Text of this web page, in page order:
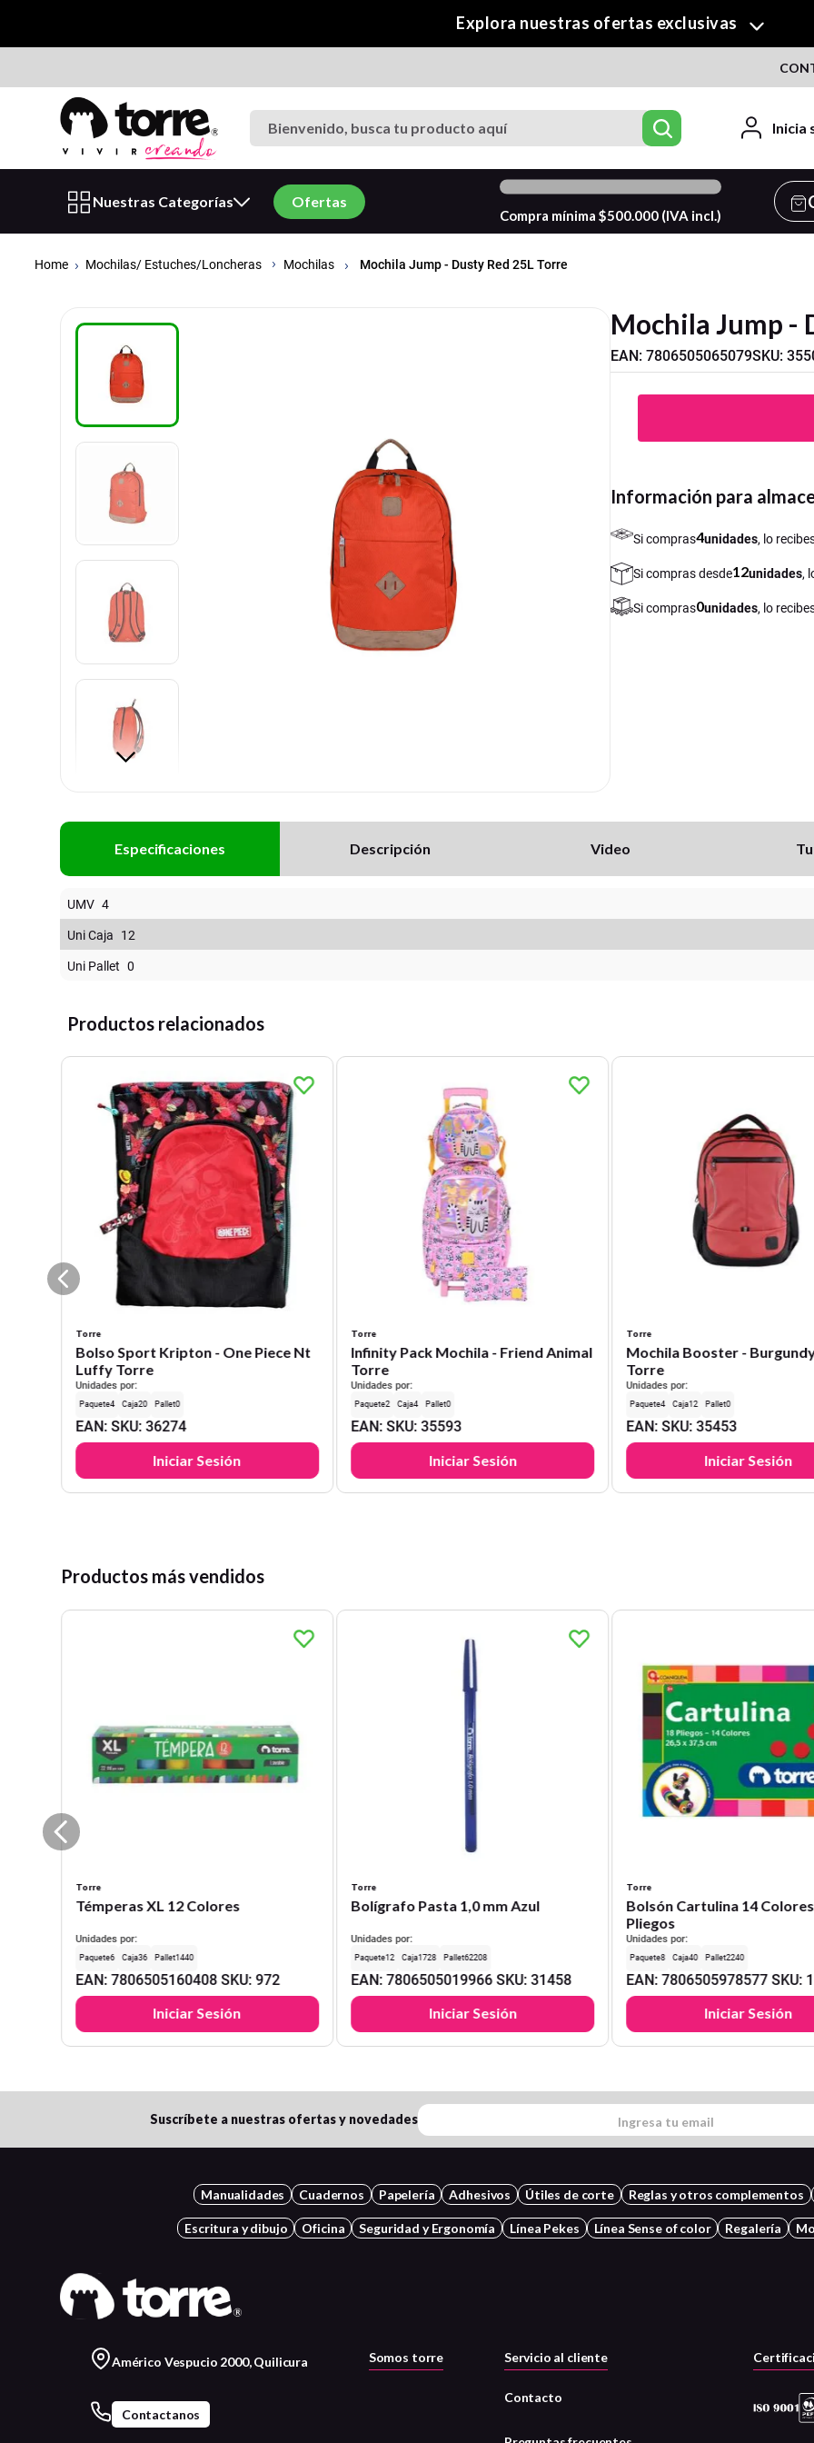
¡Descubre nuestra colección de Crafty!
Bienvenido, busca tu producto aquí
Inicia
Nuestras Categorías Ofertas
Compra mínima $500.000(IVA incl.)
Mochilas/ Estuches/Loncheras Mochilas Mochila Jump - Dusty Red 25L Torre
Mochila Jump -
EAN: 7806505065079SKU:
Información para
Si compras4unidades, lo
Si compras desde12unidades,
Si compras0unidades, lo
Especificaciones Descripción Video
UMV 4
Uni Caja 12
Uni Pallet 0
Productos relacionados
Torre
Bolso Sport Kripton - One Piece Nt
Luffy Torre
Unidades por:
4 20 0
EAN: SKU:36274
Iniciar Sesión
Torre
Infinity Pack Mochila - Friend Animal
Torre
Unidades por:
2 4 0
EAN: SKU:35593
Iniciar Sesión
Torre
Mochila Booster -
Torre
Unidades por:
4 12 0
EAN: SKU:35453
Iniciar Sesión
Productos más vendidos
Torre
Témperas XL 12 Colores
Unidades por:
6 36 1440
EAN:7806505160408 SKU:972
Iniciar Sesión
Torre
Bolígrafo Pasta 1,0 mm Azul
Unidades por:
12 1728 62208
EAN:7806505019966 SKU:31458
Iniciar Sesión
Torre
Bolsón Cartulina 14
Pliegos
Unidades por:
8 40 2240
EAN:7806505978577 SKU:
Iniciar Sesión
Suscríbete a nuestras ofertas y novedades
Manualidades Cuadernos Papelería Adhesivos Útiles de corte Reglas y otros complementos
Escritura y dibujo Oficina Seguridad y Ergonomía Línea Pekes Línea Sense of color Regalería
Américo Vespucio 2000, Quilicura
Contactanos
Somos torre Servicio al cliente
Contacto
Términos más buscados
1. cuaderno
2. carpeta
3. cuadernos
estuche
harry potter
8. carpetas
cartulina
. lapiz